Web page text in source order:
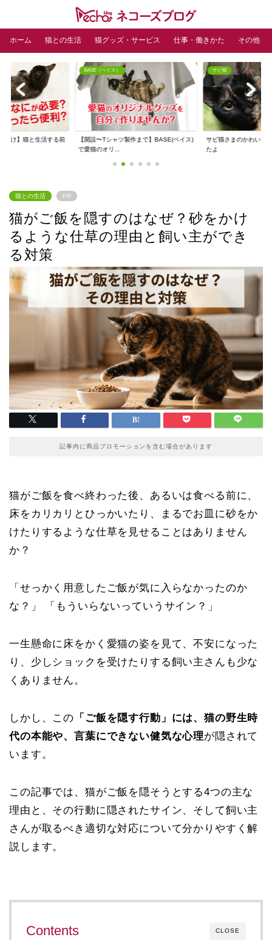
ホーム 猫との生活 猫グッズ・サービス 仕事・働きかた その他
向け】猫と生活する前
BASE（ベイス）
【開設〜Tシャツ製作まで】BASE(ベイス)
で愛猫のオリ...
サビ猫
サビ猫さまのかわいい
たよ
猫との生活 PR
猫がご飯を隠すのはなぜ？砂をかけ
るような仕草の理由と飼い主ができ
る対策
記事内に商品プロモーションを含む場合があります
猫がご飯を食べ終わった後、あるいは食べる前に、
床をカリカリとひっかいたり、まるでお皿に砂をか
けたりするような仕草を見せることはありません
か？
「せっかく用意したご飯が気に入らなかったのか
な？」 「もういらないっていうサイン？」
一生懸命に床をかく愛猫の姿を見て、不安になった
り、少しショックを受けたりする飼い主さんも少な
くありません。
しかし、この 「ご飯を隠す行動」には、猫の野生時
代の本能や、言葉にできない健気な心理が隠されて
います。
この記事では、猫がご飯を隠そうとする4つの主な
理由と、その行動に隠されたサイン、そして飼い主
さんが取​​るべき適切な対応について分かりやすく解
説します。
CLOSE
Contents